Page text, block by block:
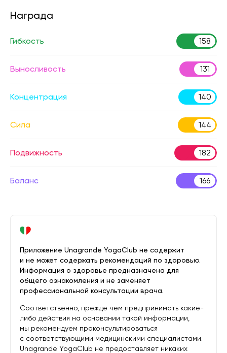
Награда
Гибкость 158
Выносливость 131
Концентрация 140
Сила 144
Подвижность 182
Баланс 166
Приложение Unagrande YogaClub не содержит
и не может содержать рекомендаций по здоровью.
Информация о здоровье предназначена для
общего ознакомления и не заменяет
профессиональной консультации врача.
Соответственно, прежде чем предпринимать какие-
либо действия на основании такой информации,
мы рекомендуем проконсультироваться
с соответствующими медицинскими специалистами.
Unagrande YogaClub не предоставляет никаких